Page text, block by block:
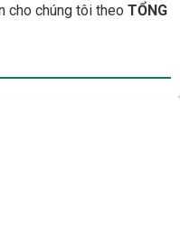
cho chúng tôi theo TỔNG